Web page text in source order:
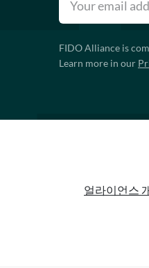
FIDO Alliance is
Learn more in our
얼라이언스